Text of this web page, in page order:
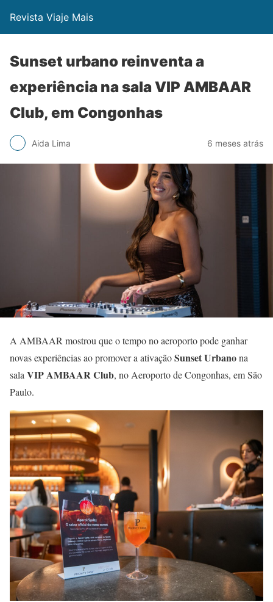
Revista Viaje Mais
Sunset urbano reinventa a
experiência na sala VIP AMBAAR
Club, em Congonhas
Aida Lima 6 meses atrás
A AMBAAR mostrou que o tempo no aeroporto pode ganhar
novas experiências ao promover a ativaçãoSunset Urbanona
sala VIP AMBAAR Club, no Aeroporto de Congonhas, em São
Paulo.